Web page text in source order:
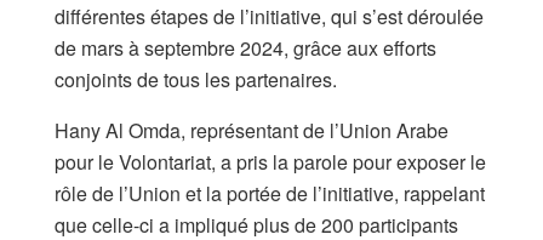
différentes étapes de l’initiative, qui s’est déroulée
de mars à septembre 2024, grâce aux efforts
conjoints de tous les partenaires.
Hany Al Omda, représentant de l’Union Arabe
pour le Volontariat, a pris la parole pour exposer le
rôle de l’Union et la portée de l’initiative, rappelant
que celle-ci a impliqué plus de 200 participants